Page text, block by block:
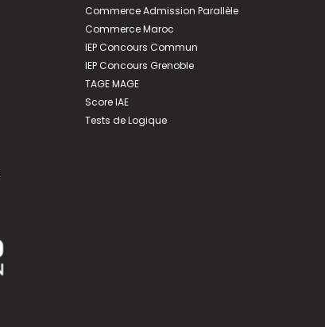
Commerce Admission Parallèle
Commerce Maroc
IEP Concours Commun
IEP Concours Grenoble
TAGE MAGE
Score IAE
Tests de Logique